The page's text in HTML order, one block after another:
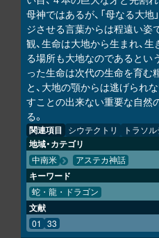
母神ではあるが、「母なる大
ジさせる言葉からは程遠い姿
観、生命は大地から生まれ、
る場所も大地なのであるとい
った生命は次代の生命を育む
と、大地の顎からは逃げられ
すことの出来ない重要な自然
る。
関連項目 シウテクトリ トラソ
地域・カテゴリ
中南米 アステカ神話
キーワード
蛇・龍・ドラゴン
文献
01 33